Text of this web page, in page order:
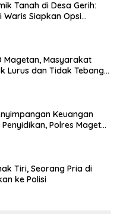
Tanah di Desa Gerih:
Waris Siapkan Opsi
Magetan, Masyarakat
Lurus dan Tidak Tebang
Keuangan
Polres Magetan
Tiri, Seorang Pria di
ke Polisi